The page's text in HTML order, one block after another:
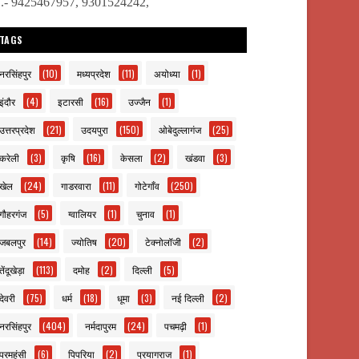
(10) मध्यप्रदेश (11) अयोध्या (1)
(4) इटारसी (16) उज्जैन (1)
(21) उदयपुरा (150) ओबेदुल्लागंज (25)
(3) कृषि (16) केसला (2) खंडवा (3)
(24) गाडरवारा (11) गोटेगाँव (250)
(5) ग्वालियर (1) चुनाव (1)
(14) ज्योतिष (20) टेक्नोलॉजी (2)
(113) दमोह (2) दिल्ली (5)
(75) धर्म (18) धूमा (3) नई दिल्ली (2)
(404) नर्मदापुरम (24) पचमढ़ी (1)
(6) पिपरिया (2) प्रयागराज (1)